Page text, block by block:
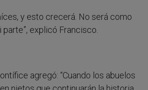
y esto crecerá. No será como
parte”, explicó Francisco.
agregó: “Cuando los abuelos